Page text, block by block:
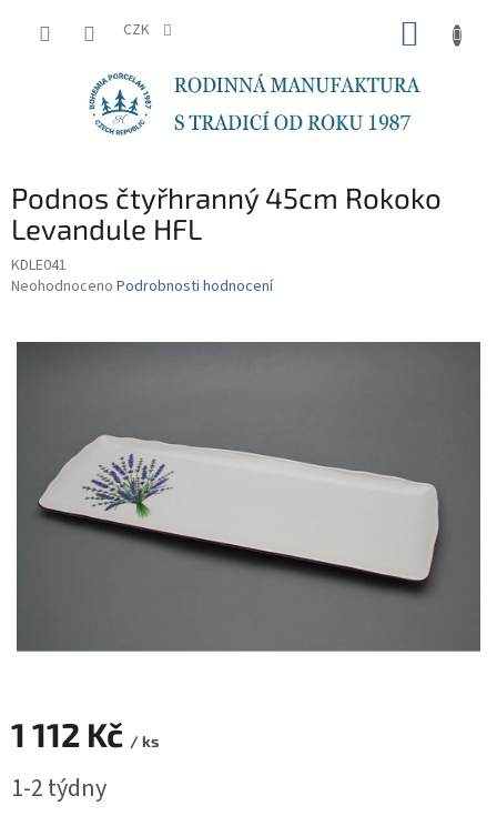
CZK
Podnos čtyřhranný 45cm Rokoko
Levandule HFL
KDLE041
Průměrné
je
Neohodnoceno Podrobnosti hodnocení
1 112 Kč / ks
cena:
1-2 týdny